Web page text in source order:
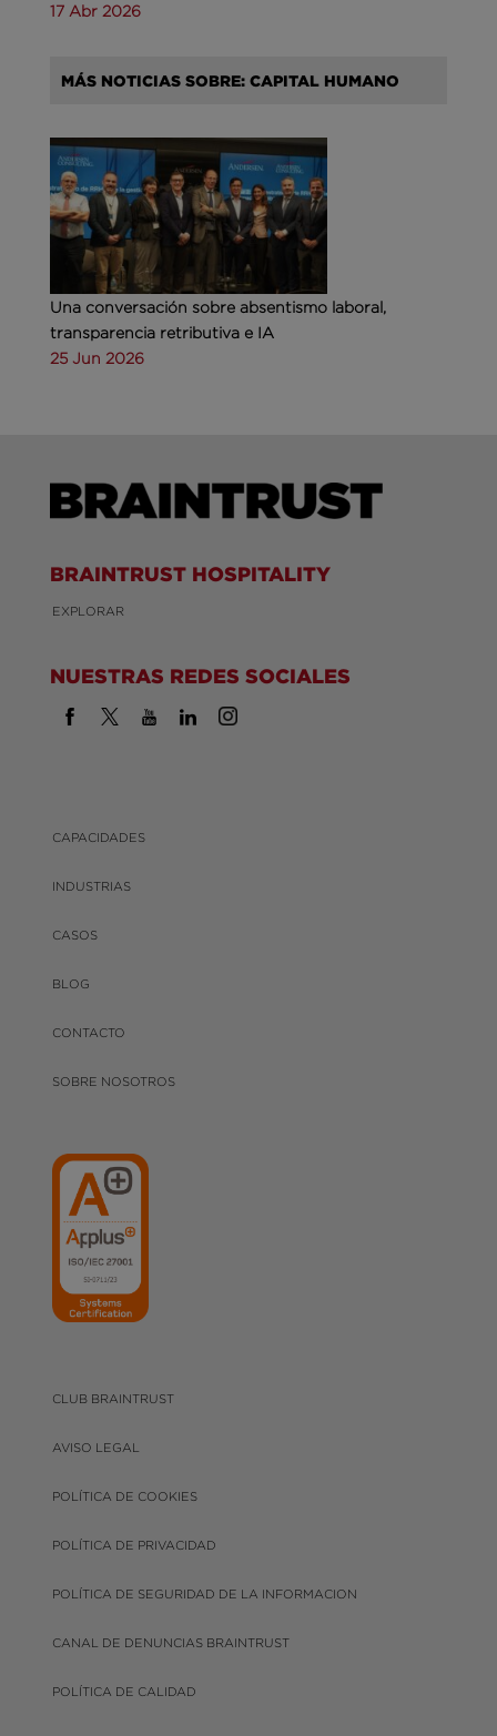
17 Abr 2026
MÁS NOTICIAS SOBRE: CAPITAL HUMANO
Una conversación sobre absentismo laboral,
transparencia retributiva e IA
25 Jun 2026
BRAINTRUST HOSPITALITY
EXPLORAR
NUESTRAS REDES SOCIALES
CAPACIDADES
INDUSTRIAS
CASOS
BLOG
CONTACTO
SOBRE NOSOTROS
CLUB BRAINTRUST
AVISO LEGAL
POLÍTICA DE COOKIES
POLÍTICA DE PRIVACIDAD
POLÍTICA DE SEGURIDAD DE LA INFORMACION
CANAL DE DENUNCIAS BRAINTRUST
POLÍTICA DE CALIDAD